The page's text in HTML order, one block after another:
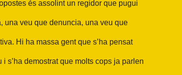
és assolint un regidor que pugui
una veu que denuncia, una veu que
Hi ha massa gent que s’ha pensat
s’ha demostrat que molts cops ja parlen